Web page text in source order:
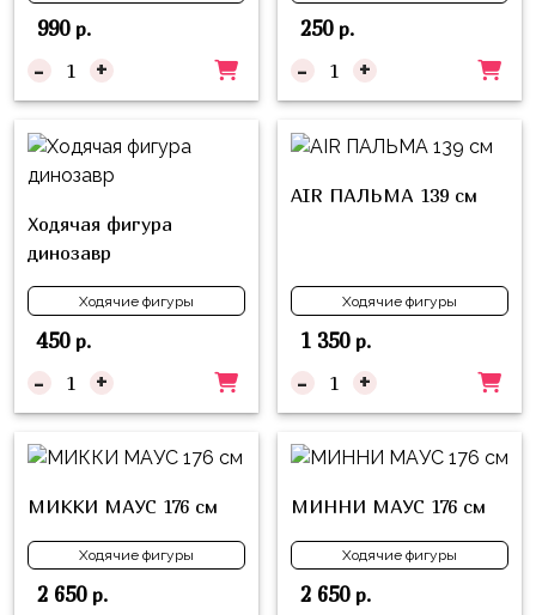
990р.
- +
250р.
- +
Ходячая фигура
динозавр
Ходячие фигуры
450р.
- +
AIR ПАЛЬМА 139 см
Ходячие фигуры
1 350р.
- +
МИККИ МАУС 176 см
Ходячие фигуры
2 650р.
МИННИ МАУС 176 см
Ходячие фигуры
2 650р.
из
шаров
Цифры
Шары
с
Большие
фигуры
Коробка-
Бизнес
Индивидуальная
надпись
на
шар
Пони
Губка
Боб
Буба
Лунтик
Чебурашка
ниндзя
Фиксики
Котэ
Динозавры
Минни